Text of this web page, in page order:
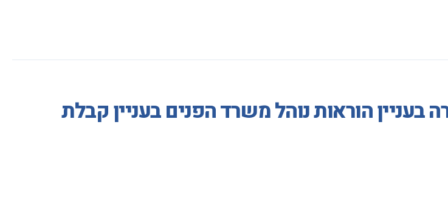
הוראות נוהל משרד הפנים בעניין קבלת